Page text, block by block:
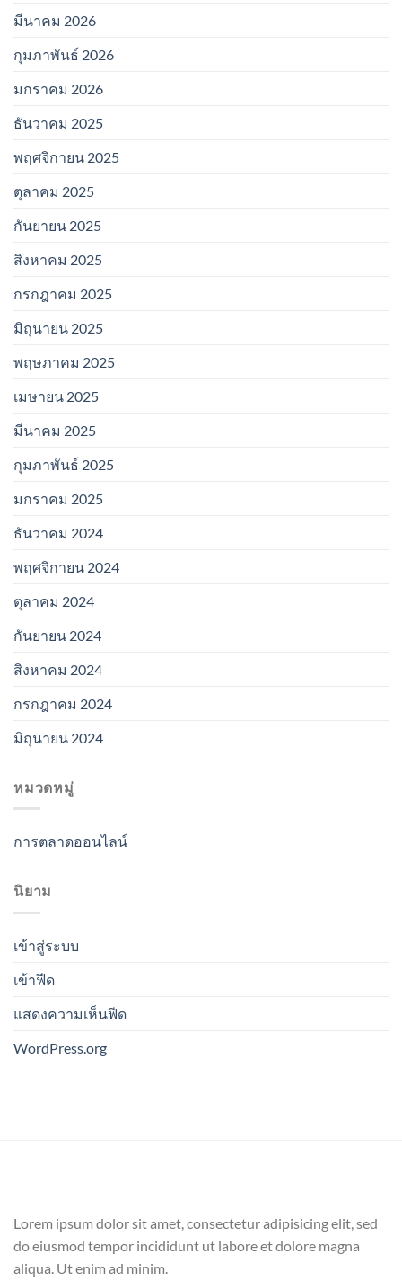
มีนาคม 2026
กุมภาพันธ์ 2026
มกราคม 2026
ธันวาคม 2025
พฤศจิกายน 2025
ตุลาคม 2025
กันยายน 2025
สิงหาคม 2025
กรกฎาคม 2025
มิถุนายน 2025
พฤษภาคม 2025
เมษายน 2025
มีนาคม 2025
กุมภาพันธ์ 2025
มกราคม 2025
ธันวาคม 2024
พฤศจิกายน 2024
ตุลาคม 2024
กันยายน 2024
สิงหาคม 2024
กรกฎาคม 2024
มิถุนายน 2024
หมวดหมู่
การตลาดออนไลน์
นิยาม
เข้าสู่ระบบ
เข้าฟีด
แสดงความเห็นฟีด
WordPress.org
Lorem ipsum dolor sit amet, consectetur adipisicing elit, sed
do eiusmod tempor incididunt ut labore et dolore magna
aliqua. Ut enim ad minim.